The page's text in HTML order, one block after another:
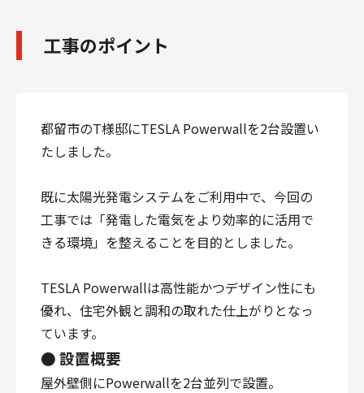
工事のポイント
都留市のT様邸にTESLA Powerwallを2台設置い
たしました。
既に太陽光発電システムをご利用中で、今回の
工事では「発電した電気をより効率的に活用で
きる環境」を整えることを目的としました。
TESLA Powerwallは高性能かつデザイン性にも
優れ、住宅外観と調和の取れた仕上がりとなっ
ています。
● 設置概要
屋外壁側にPowerwallを2台並列で設置。